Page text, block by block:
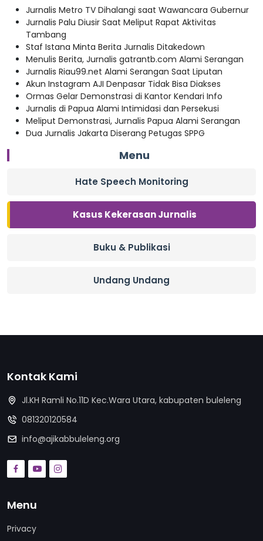
Jurnalis Metro TV Dihalangi saat Wawancara Gubernur
Jurnalis Palu Diusir Saat Meliput Rapat Aktivitas
Tambang
Staf Istana Minta Berita Jurnalis Ditakedown
Menulis Berita, Jurnalis gatrantb.com Alami Serangan
Jurnalis Riau99.net Alami Serangan Saat Liputan
Akun Instagram AJI Denpasar Tidak Bisa Diakses
Ormas Gelar Demonstrasi di Kantor Kendari Info
Jurnalis di Papua Alami Intimidasi dan Persekusi
Meliput Demonstrasi, Jurnalis Papua Alami Serangan
Dua Jurnalis Jakarta Diserang Petugas SPPG
Menu
Hate Speech Monitoring
Kasus Kekerasan Jurnalis
Buku & Publikasi
Undang Undang
Kontak Kami
Jl.KH Ramli No.11D Kec.Wara Utara, kabupaten buleleng
081320120584
info@ajikabbuleleng.org
Menu
Privacy